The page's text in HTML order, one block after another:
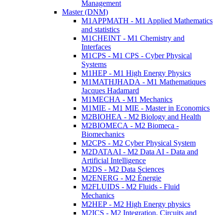
Management
Master (DNM)
M1APPMATH - M1 Applied Mathematics
and statistics
M1CHEINT - M1 Chemistry and
Interfaces
M1CPS - M1 CPS - Cyber Physical
Systems
M1HEP - M1 High Energy Physics
M1MATHJHADA - M1 Mathematiques
Jacques Hadamard
M1MECHA - M1 Mechanics
M1MIE - M1 MIE - Master in Economics
M2BIOHEA - M2 Biology and Health
M2BIOMECA - M2 Biomeca -
Biomechanics
M2CPS - M2 Cyber Physical System
M2DATAAI - M2 Data AI - Data and
Artificial Intelligence
M2DS - M2 Data Sciences
M2ENERG - M2 Énergie
M2FLUIDS - M2 Fluids - Fluid
Mechanics
M2HEP - M2 High Energy physics
M2ICS - M2 Integration, Circuits and